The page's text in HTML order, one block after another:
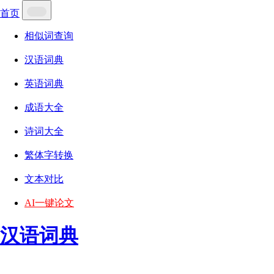
首页
相似词查询
汉语词典
英语词典
成语大全
诗词大全
繁体字转换
文本对比
AI一键论文
汉语词典